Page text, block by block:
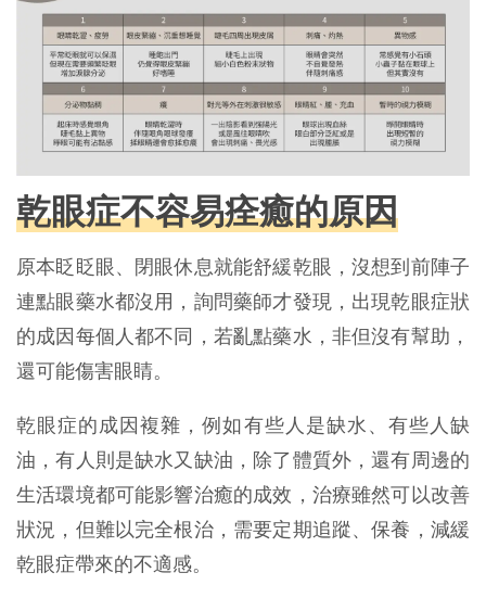
乾眼症不容易痊癒的原因
原本眨眨眼、閉眼休息就能舒緩乾眼，沒想到前陣子
連點眼藥水都沒用，詢問藥師才發現，出現乾眼症狀
的成因每個人都不同，若亂點藥水，非但沒有幫助，
還可能傷害眼睛。
乾眼症的成因複雜，例如有些人是缺水、有些人缺
油，有人則是缺水又缺油，除了體質外，還有周邊的
生活環境都可能影響治癒的成效，治療雖然可以改善
狀況，但難以完全根治，需要定期追蹤、保養，減緩
乾眼症帶來的不適感。